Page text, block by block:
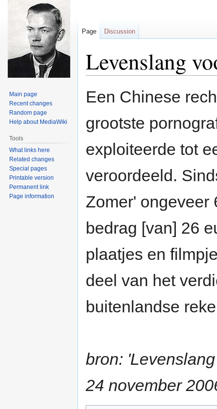
Levenslang
to
to
Een Chinese
grootste
exploiteerde tot
veroordeeld.
Zomer' ongeveer
bedrag [van] 26
plaatjes en
deel van het
buitenlandse
bron:
24 november
Page Discussion
Main page
Recent changes
Random page
Help about MediaWiki
Tools
What links here
Related changes
Special pages
Printable version
Permanent link
Page information